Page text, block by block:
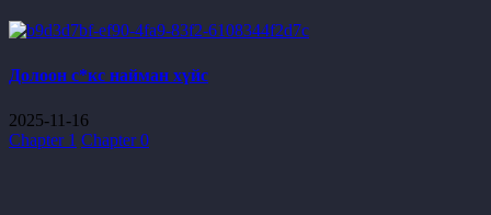
Долоон с*кс найман хүйс
2025-11-16
Chapter 1 Chapter 0